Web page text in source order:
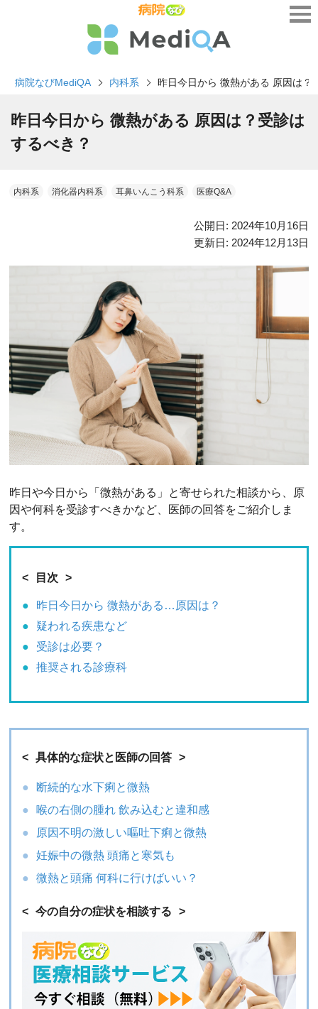
病院なびMediQA 内科系 昨日今日から 微熱がある 原因は？
昨日今日から 微熱がある 原因は？受診は
するべき？
内科系 消化器内科系 耳鼻いんこう科系 医療Q&A
公開日: 2024年10月16日
更新日: 2024年12月13日
昨日や今日から「微熱がある」と寄せられた相談から、原
因や何科を受診すべきかなど、医師の回答をご紹介しま
す。
目次
昨日今日から 微熱がある…原因は？
疑われる疾患など
受診は必要？
推奨される診療科
具体的な症状と医師の回答
断続的な水下痢と微熱
喉の右側の腫れ 飲み込むと違和感
原因不明の激しい嘔吐下痢と微熱
妊娠中の微熱 頭痛と寒気も
微熱と頭痛 何科に行けばいい？
今の自分の症状を相談する